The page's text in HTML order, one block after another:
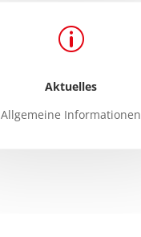
p
Aktuelles
Allgemeine Informationen